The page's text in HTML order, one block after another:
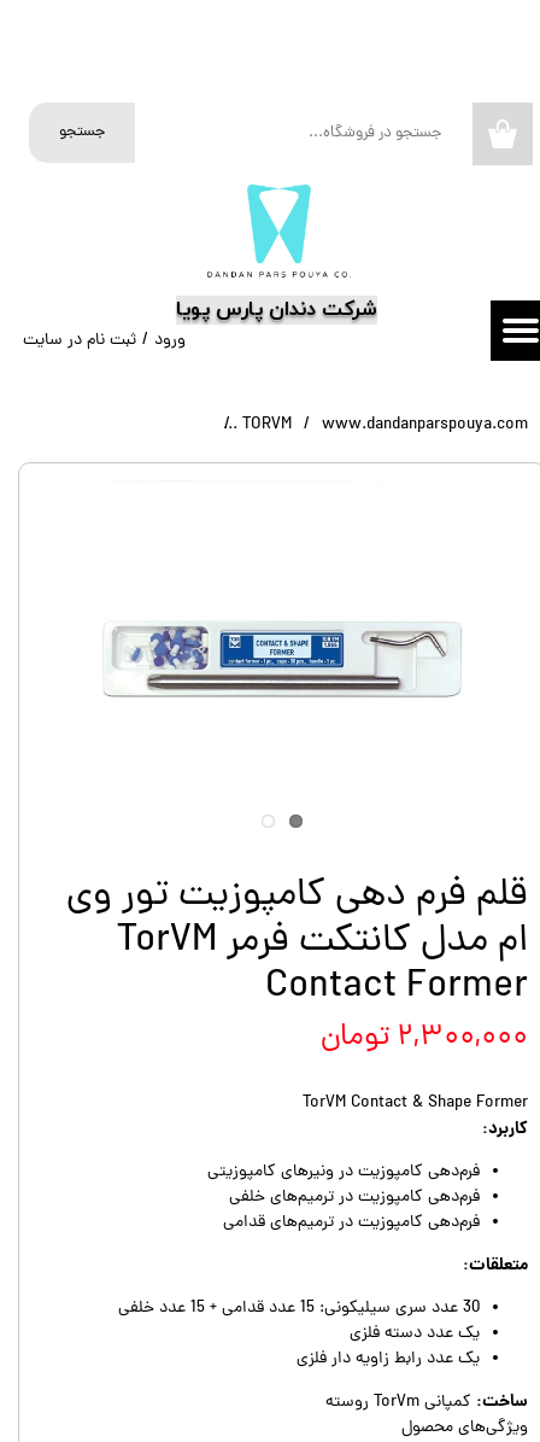
​شرکت دندان پارس پویا
جستجو
ورود / ثبت نام در سایت
تغییر گذر واژه
سفارشات
www.dandanparspouya.com
TORVM
قلم فرم دهی کامپوزیت تور وی
ام مدل کانتکت فرمر TorVM
Contact Former
۲,۳۰۰,۰۰۰ تومان
TorVM Contact & Shape Former
کاربرد:
فرم‌دهی کامپوزیت در ونیرهای کامپوزیتی
فرم‌دهی کامپوزیت در ترمیم‌های خلفی
فرم‌دهی کامپوزیت در ترمیم‌های قدامی
متعلقات:
30 عدد سری سیلیکونی: 15 عدد قدامی + 15 عدد خلفی
یک عدد دسته فلزی
یک عدد رابط زاویه دار فلزی
ساخت: کمپانی TorVm روسته
ویژگی‌های محصول